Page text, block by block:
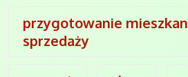
przygotowanie
sprzedaży